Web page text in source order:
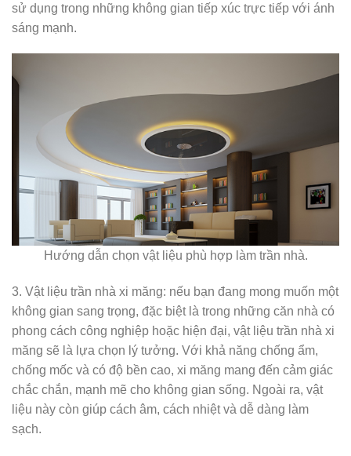
sử dụng trong những không gian tiếp xúc trực tiếp với ánh
sáng mạnh.
Hướng dẫn chọn vật liệu phù hợp làm trần nhà.
3. Vật liệu trần nhà xi măng: nếu bạn đang mong muốn một
không gian sang trọng, đặc biệt là trong những căn nhà có
phong cách công nghiệp hoặc hiện đại, vật liệu trần nhà xi
măng sẽ là lựa chọn lý tưởng. Với khả năng chống ẩm,
chống mốc và có độ bền cao, xi măng mang đến cảm giác
chắc chắn, mạnh mẽ cho không gian sống. Ngoài ra, vật
liệu này còn giúp cách âm, cách nhiệt và dễ dàng làm
sạch.